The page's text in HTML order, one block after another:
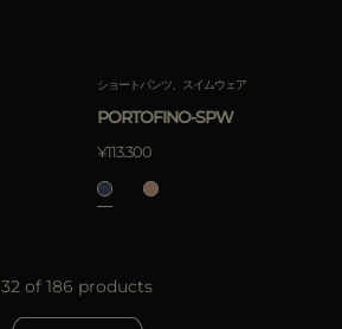
ショートパンツ、スイムウェア
PORTOFINO-SPW
¥113.300
32 of 186 products